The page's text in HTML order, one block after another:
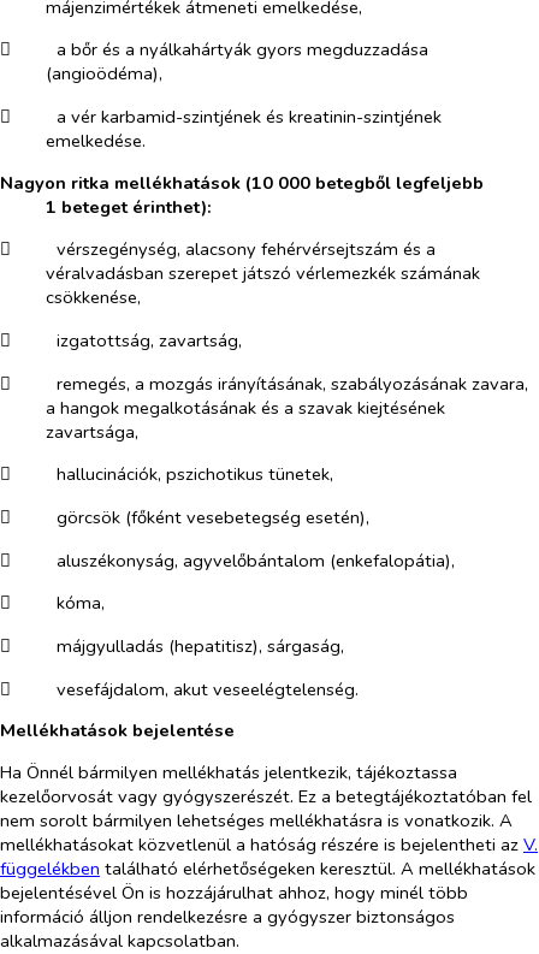
májenzimértékek átmeneti emelkedése,
​
a bőr és a nyálkahártyák gyors megduzzadása
(angioödéma),
​
a vér karbamid-szintjének és kreatinin-szintjének
emelkedése.
Nagyon ritka mellékhatások (10 000 betegből legfeljebb
1 beteget érinthet):
​
vérszegénység, alacsony fehérvérsejtszám és a
véralvadásban szerepet játszó vérlemezkék számának
csökkenése,
​
izgatottság, zavartság,
​
remegés, a mozgás irányításának, szabályozásának zavara,
a hangok megalkotásának és a szavak kiejtésének
zavartsága,
​
hallucinációk, pszichotikus tünetek,
​
görcsök (főként vesebetegség esetén),
​
aluszékonyság, agyvelőbántalom (enkefalopátia),
​
kóma,
​
májgyulladás (hepatitisz), sárgaság,
​
vesefájdalom, akut veseelégtelenség.
Mellékhatások bejelentése
Ha Önnél bármilyen mellékhatás jelentkezik, tájékoztassa
kezelőorvosát vagy gyógyszerészét. Ez a betegtájékoztatóban fel
nem sorolt bármilyen lehetséges mellékhatásra is vonatkozik. A
mellékhatásokat közvetlenül a hatóság részére is bejelentheti az V.
függelékben található elérhetőségeken keresztül. A mellékhatások
bejelentésével Ön is hozzájárulhat ahhoz, hogy minél több
információ álljon rendelkezésre a gyógyszer biztonságos
alkalmazásával kapcsolatban.